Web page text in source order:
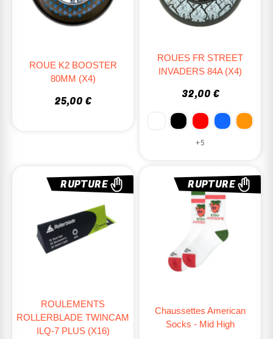
ROUE K2 BOOSTER
80MM (X4)
25,00 €
ROUES FR STREET
INVADERS 84A (X4)
32,00 €
+5
RUPTURE
ROULEMENTS
ROLLERBLADE TWINCAM
ILQ-7 PLUS (x16)
RUPTURE
Chaussettes American
Socks - Mid High